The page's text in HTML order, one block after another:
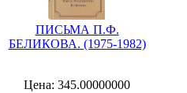
ПИСЬМА П.Ф.
БЕЛИКОВА. (1975-1982)
Цена: 345.00000000